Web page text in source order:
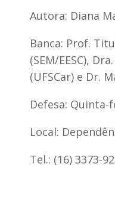
Autora: Diana
Banca: Prof.
(SEM/EESC),
(UFSCar) e Dr.
Defesa: Quinta-
Local:
Tel.: (16) 3373-